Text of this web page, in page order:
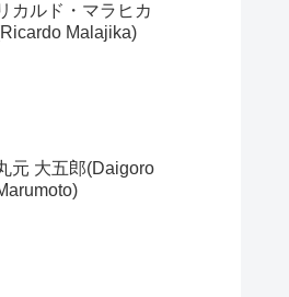
カルド・マラヒカ
Malajika)
元 大五郎(Daigoro